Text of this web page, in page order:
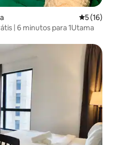
5 de uma
5 (16)
| 6 minutos para 1Utama